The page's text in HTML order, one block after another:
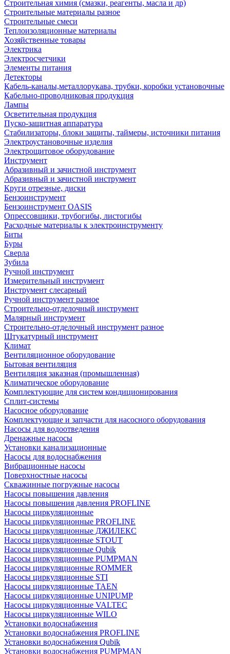
Строительная химия (смазки, реагенты, масла и др)
Строительные материалы разное
Строительные смеси
Теплоизоляционные материалы
Хозяйственные товары
Электрика
Электросчетчики
Элементы питания
Детекторы
Кабель-каналы,металлорукава, трубки, коробки установочные
Кабельно-проводниковая продукция
Лампы
Осветительная продукция
Пуско-защитная аппаратура
Стабилизаторы, блоки защиты, таймеры, источники питания
Электроустановочные изделия
Электрощитовое оборудование
Инструмент
Абразивный и зачистной инструмент
Абразивный и зачистной инструмент
Круги отрезные, диски
Бензоинструмент
Бензоинструмент OASIS
Опрессовщики, трубогибы, листогибы
Расходные материалы к электроинструменту
Биты
Буры
Сверла
Зубила
Ручной инструмент
Измерительный инструмент
Инструмент слесарный
Ручной инструмент разное
Строительно-отделочный инструмент
Малярный инструмент
Строительно-отделочный инструмент разное
Штукатурный инструмент
Климат
Вентиляционное оборудование
Бытовая вентиляция
Вентиляция заказная (промышленная)
Климатическое оборудование
Комплектующие для систем кондиционирования
Сплит-системы
Насосное оборудование
Комплектующие и запчасти для насосного оборудования
Насосы для водоотведения
Дренажные насосы
Установки канализационные
Насосы для водоснабжения
Вибрационные насосы
Поверхностные насосы
Скважинные погружные насосы
Насосы повышения давления
Насосы повышения давления PROFLINE
Насосы циркуляционные
Насосы циркуляционные PROFLINE
Насосы циркуляционные ДЖИЛЕКС
Насосы циркуляционные STOUT
Насосы циркуляционные Qubik
Насосы циркуляционные PUMPMAN
Насосы циркуляционные ROMMER
Насосы циркуляционные STI
Насосы циркуляционные TAEN
Насосы циркуляционные UNIPUMP
Насосы циркуляционные VALTEC
Насосы циркуляционные WILO
Установки водоснабжения
Установки водоснабжения PROFLINE
Установки водоснабжения Qubik
Установки водоснабжения PUMPMAN